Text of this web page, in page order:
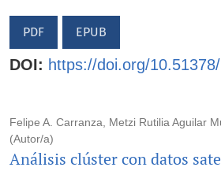
PDF EPUB
DOI: https://doi.org/
Felipe A. Carranza, Metzi Rutilia Aguilar
(Autor/a)
Análisis clúster con datos